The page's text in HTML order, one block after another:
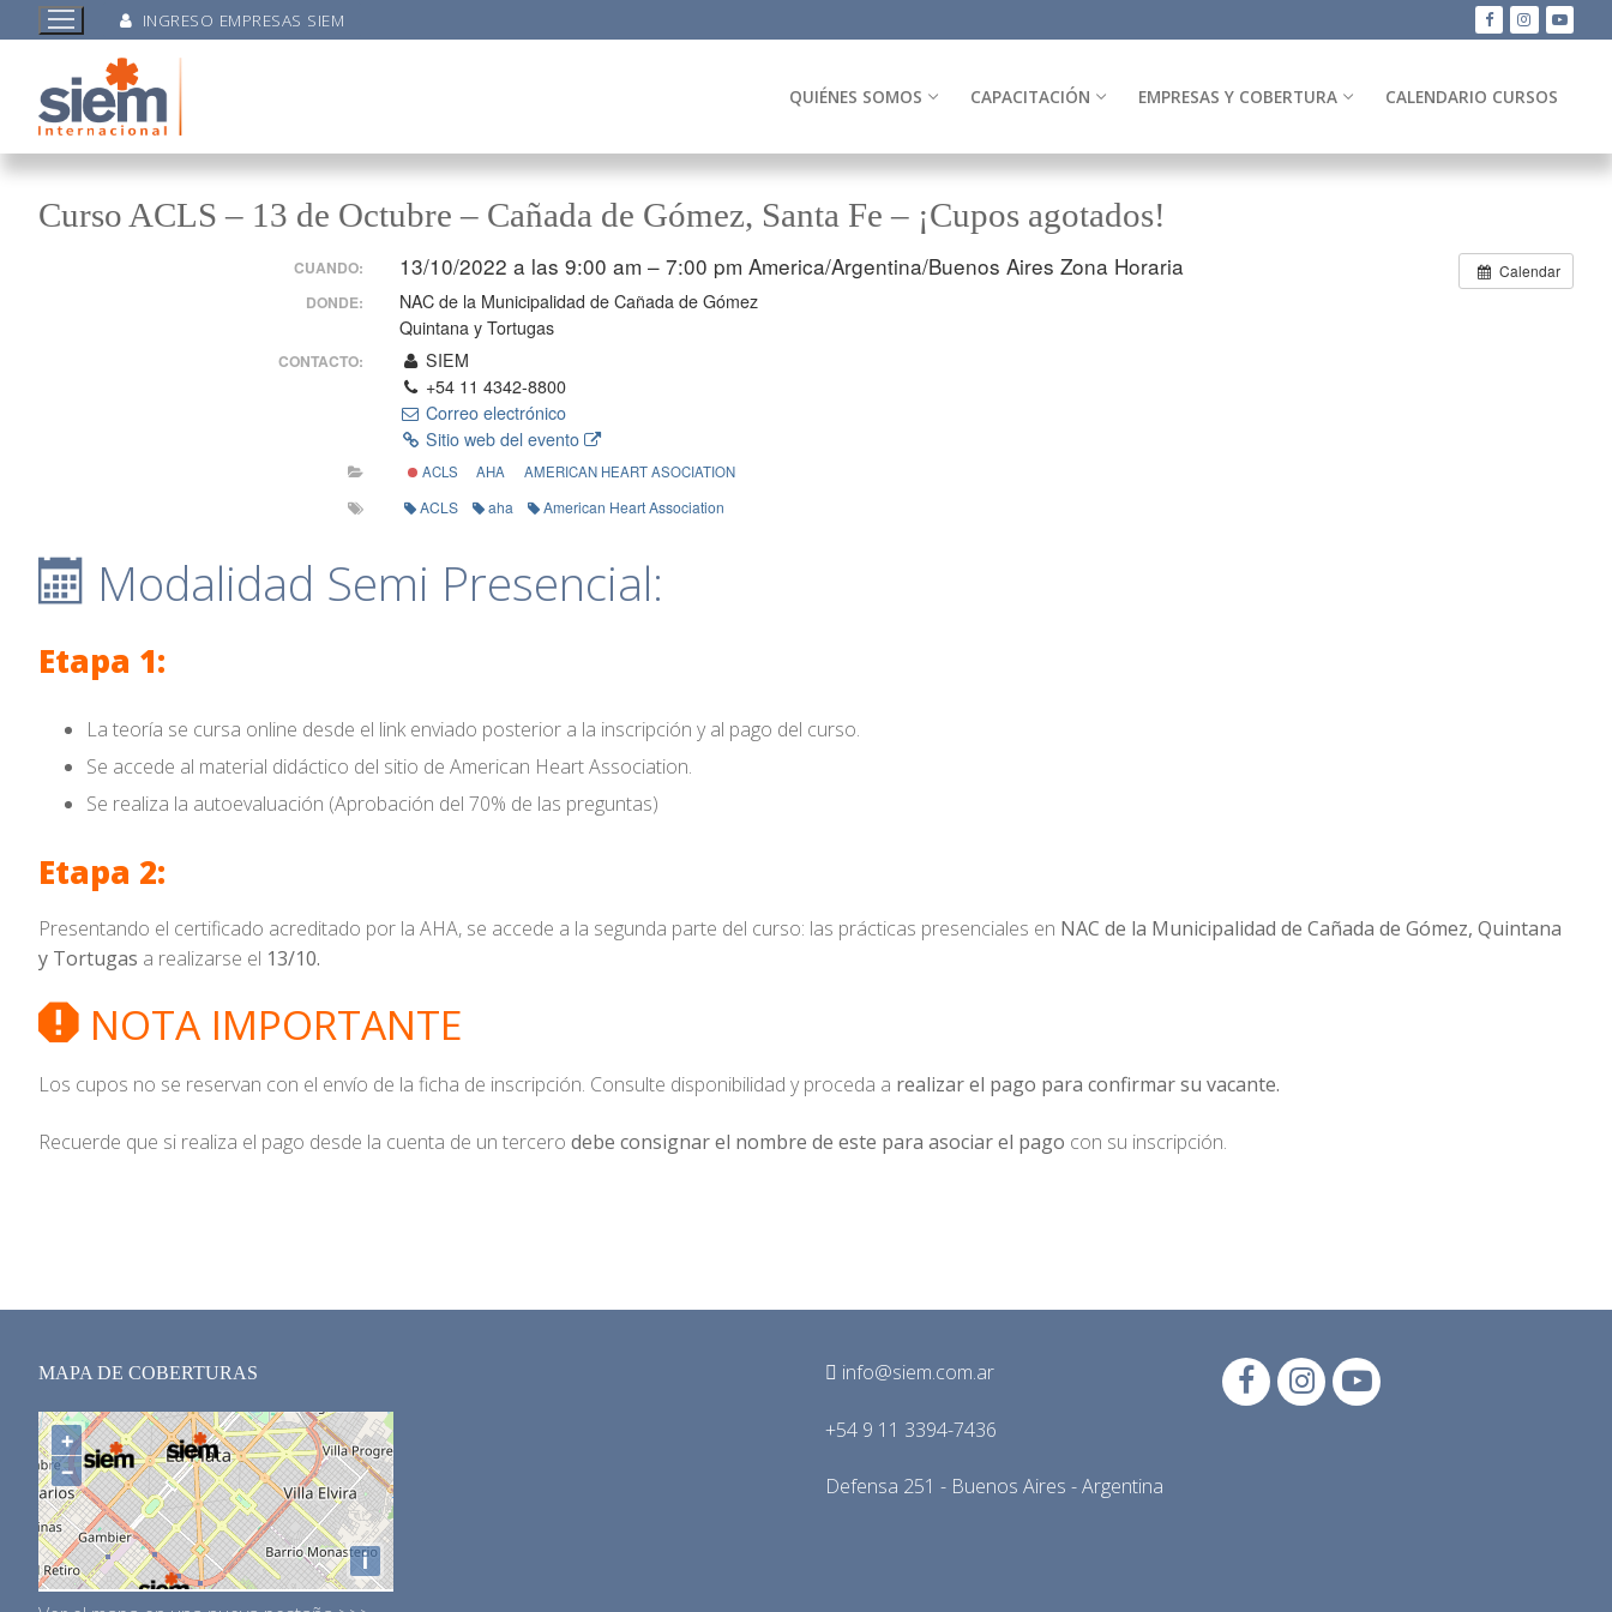
INGRESO EMPRESAS SIEM
QUIÉNES SOMOS CAPACITACIÓN EMPRESAS Y COBERTURA CALENDARIO CURSOS
Curso ACLS – 13 de Octubre – Cañada de Gómez, Santa Fe – ¡Cupos agotados!
Calendar
CUANDO: 13/10/2022 a las 9:00 am – 7:00 pm America/Argentina/Buenos Aires Zona Horaria
DONDE:
NAC de la Municipalidad de Cañada de Gómez
Quintana y Tortugas
CONTACTO:
SIEM
+54 11 4342-8800
Correo electrónico
Sitio web del evento
ACLS AHA AMERICAN HEART ASOCIATION
ACLS aha American Heart Association
Modalidad Semi Presencial:
Etapa 1:
La teoría se cursa online desde el link enviado posterior a la inscripción y al pago del curso.
Se accede al material didáctico del sitio de American Heart Association.
Se realiza la autoevaluación (Aprobación del 70% de las preguntas)
Etapa 2:
Presentando el certificado acreditado por la AHA, se accede a la segunda parte del curso: las prácticas presenciales en NAC de la Municipalidad de Cañada de Gómez, Quintana
y Tortugas a realizarse el 13/10.
NOTA IMPORTANTE
Los cupos no se reservan con el envío de la ficha de inscripción. Consulte disponibilidad y proceda a realizar el pago para confirmar su vacante.
Recuerde que si realiza el pago desde la cuenta de un tercero debe consignar el nombre de este para asociar el pago con su inscripción.
MAPA DE COBERTURAS info@siem.com.ar
+54 9 11 3394-7436
Defensa 251 - Buenos Aires - Argentina